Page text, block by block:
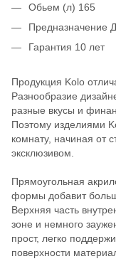
Обьем (л) 165
Предназначение
Гарантия 10 лет
Продукция Kolo
Разнообразие
разные вкусы и
Поэтому изделиями
комнату, начиная от
эксклюзивом.
Прямоугольная
формы добавит
Верхняя часть
зоне и немного
прост, легко
поверхности